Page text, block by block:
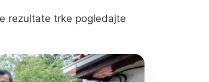
rezultate trke pogledajte